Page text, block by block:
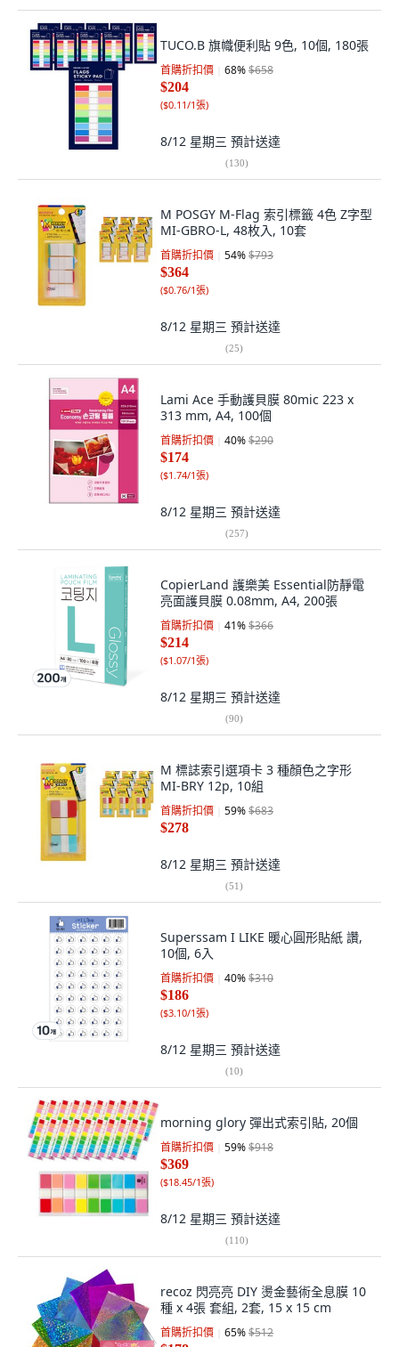
TUCO.B 旗幟便利貼 9色, 10個, 180張
首購折扣價 68%$658
$204
($0.11/1張)
8/12 星期三 預計送達
(130)
M POSGY M-Flag 索引標籤 4色 Z字型
MI-GBRO-L, 48枚入, 10套
首購折扣價 54%$793
$364
($0.76/1張)
8/12 星期三 預計送達
(25)
Lami Ace 手動護貝膜 80mic 223 x
313 mm, A4, 100個
首購折扣價 40%$290
$174
($1.74/1張)
8/12 星期三 預計送達
(257)
CopierLand 護樂美 Essential防靜電
亮面護貝膜 0.08mm, A4, 200張
首購折扣價 41%$366
$214
($1.07/1張)
8/12 星期三 預計送達
(90)
M 標誌索引選項卡 3 種顏色之字形
MI-BRY 12p, 10組
首購折扣價 59%$683
$278
8/12 星期三 預計送達
(51)
Superssam I LIKE 暖心圓形貼紙 讚,
10個, 6入
首購折扣價 40%$310
$186
($3.10/1張)
8/12 星期三 預計送達
(10)
morning glory 彈出式索引貼, 20個
首購折扣價 59%$918
$369
($18.45/1張)
8/12 星期三 預計送達
(110)
recoz 閃亮亮 DIY 燙金藝術全息膜 10
種 x 4張 套組, 2套, 15 x 15 cm
首購折扣價 65%$512